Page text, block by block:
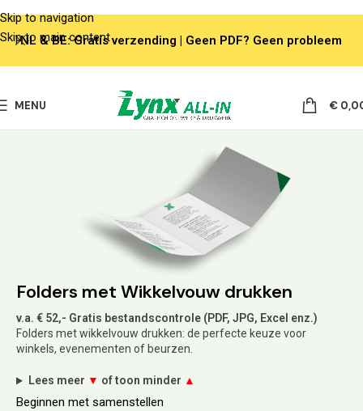
Skip to navigation
Skip to main content
MENU €
Folders met Wikkelvouw drukken
v.a. € 52,- Gratis bestandscontrole (PDF, JPG, Excel enz.)
Folders met wikkelvouw drukken: de perfecte keuze voor
winkels, evenementen of beurzen.
Lees meer ▼ of toon minder ▲
Beginnen met samenstellen
NL & BE: Gratis verzending | Geen PDF? Geen probleem